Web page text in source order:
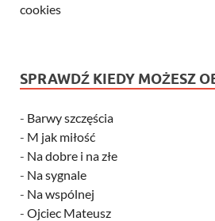
cookies
SPRAWDŹ KIEDY MOŻESZ
- Barwy szczęścia
- M jak miłość
- Na dobre i na złe
- Na sygnale
- Na wspólnej
- Ojciec Mateusz